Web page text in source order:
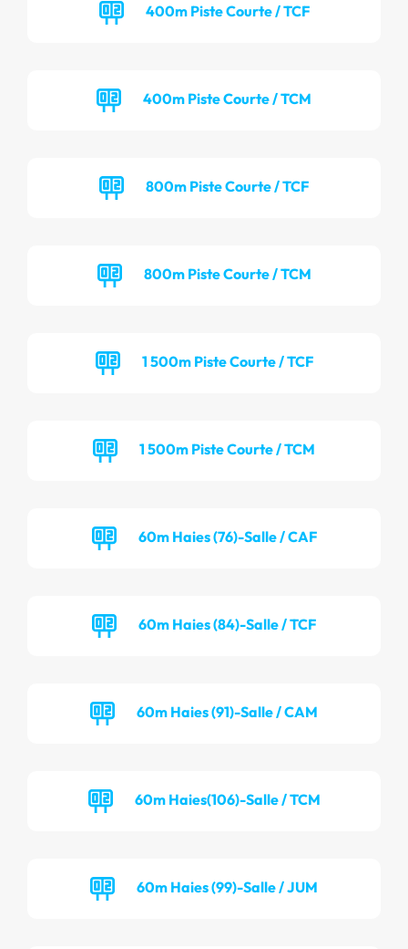
400m Piste Courte / TCF
400m Piste Courte / TCM
800m Piste Courte / TCF
800m Piste Courte / TCM
1 500m Piste Courte / TCF
1 500m Piste Courte / TCM
60m Haies (76)-Salle / CAF
60m Haies (84)-Salle / TCF
60m Haies (91)-Salle / CAM
60m Haies(106)-Salle / TCM
60m Haies (99)-Salle / JUM